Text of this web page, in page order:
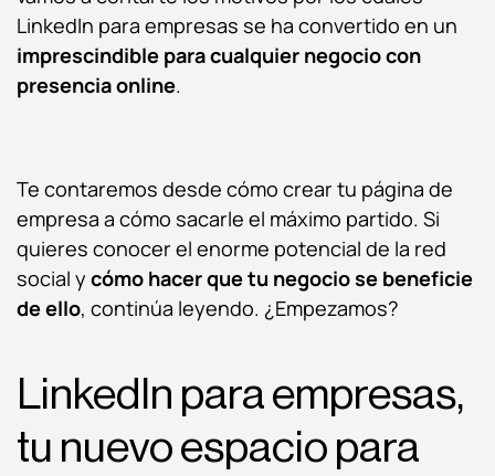
LinkedIn para empresas se ha convertido en un
imprescindible para cualquier negocio con
presencia online.
Te contaremos desde cómo crear tu página de
empresa a cómo sacarle el máximo partido. Si
quieres conocer el enorme potencial de la red
social y cómo hacer que tu negocio se beneficie
de ello, continúa leyendo. ¿Empezamos?
LinkedIn para empresas,
tu nuevo espacio para